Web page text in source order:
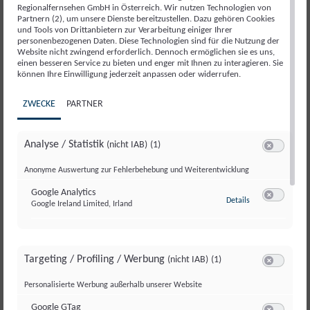
August 2026
Salzburg kompakt 07.08.2026
06. SONDERSENDUNG
06. SONDERSENDUNG
06. SONDERSENDUNG
06. SONDERSENDUNG
06. SONDERSENDUNG
06.
August 2026
SALZBURG KOMPAKT
Salzburg kompakt 05.08.2026
04.
04.
04.
04.
04.
04.
04.
04.
Regionalfernsehen GmbH in Österreich. Wir nutzen Technologien von
Partnern (2), um unsere Dienste bereitzustellen. Dazu gehören Cookies
und Tools von Drittanbietern zur Verarbeitung einiger Ihrer
personenbezogenen Daten. Diese Technologien sind für die Nutzung der
Website nicht zwingend erforderlich. Dennoch ermöglichen sie es uns,
einen besseren Service zu bieten und enger mit Ihnen zu interagieren. Sie
können Ihre Einwilligung jederzeit anpassen oder widerrufen.
ZWECKE PARTNER
Analyse / Statistik (nicht IAB) (1)
Anonyme Auswertung zur Fehlerbehebung und Weiterentwicklung
Google Analytics
Google Ireland Limited, Irland Details zu Google
Targeting / Profiling / Werbung (nicht IAB) (1)
Personalisierte Werbung außerhalb unserer Website
Google GTag